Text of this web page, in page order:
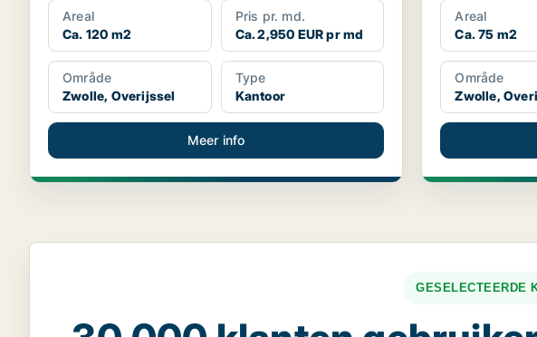
Areal
Ca. 120 m2
Pris pr. md.
Ca. 2,950 EUR pr md
Område
Zwolle, Overijssel
Type
Kantoor
Meer info
Areal
Ca. 75 m2
Område
Zwolle,
GESELECTEERDE